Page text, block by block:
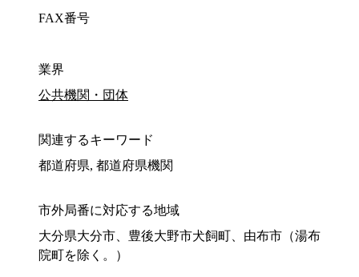
FAX番号
業界
公共機関・団体
関連するキーワード
都道府県, 都道府県機関
市外局番に対応する地域
大分県大分市、豊後大野市犬飼町、由布市（湯布
院町を除く。）